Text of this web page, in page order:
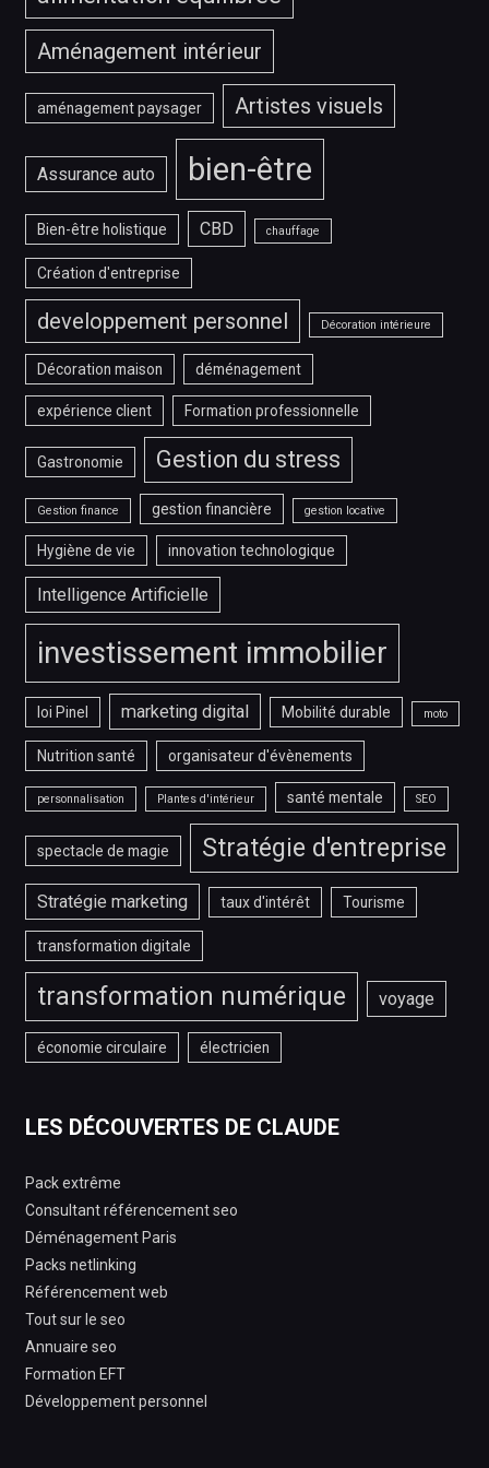
Aménagement intérieur
aménagement paysager Artistes visuels
Assurance auto bien-être
Bien-être holistique CBD chauffage
Création d'entreprise
developpement personnel Décoration intérieure
Décoration maison déménagement
expérience client Formation professionnelle
Gastronomie Gestion du stress
Gestion finance gestion financière gestion locative
Hygiène de vie innovation technologique
Intelligence Artificielle
investissement immobilier
loi Pinel marketing digital Mobilité durable moto
Nutrition santé organisateur d'évènements
personnalisation Plantes d'intérieur santé mentale SEO
spectacle de magie Stratégie d'entreprise
Stratégie marketing taux d'intérêt Tourisme
transformation digitale
transformation numérique voyage
économie circulaire électricien
LES DÉCOUVERTES DE CLAUDE
Pack extrême
Consultant référencement seo
Déménagement Paris
Packs netlinking
Référencement web
Tout sur le seo
Annuaire seo
Formation EFT
Développement personnel